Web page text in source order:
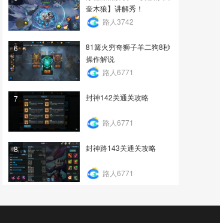
奎木狼】讲解秀！
路人3742
6
81篝火穷奇狮子羊二狗8秒
操作解说
路人6771
7 封神142关通关攻略
路人6771
8 封神路143关通关攻略
路人6771